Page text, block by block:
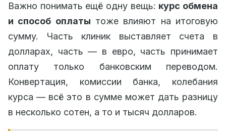
Важно понимать ещё одну вещь: курс обмена
и способ оплаты тоже влияют на итоговую
сумму. Часть клиник выставляет счета в
долларах, часть — в евро, часть принимает
оплату только банковским переводом.
Конвертация, комиссии банка, колебания
курса — всё это в сумме может дать разницу
в несколько сотен, а то и тысяч долларов.